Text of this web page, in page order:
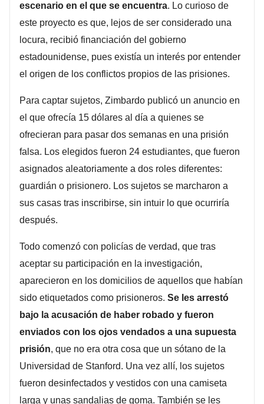
escenario en el que se encuentra. Lo curioso de
este proyecto es que, lejos de ser considerado una
locura, recibió financiación del gobierno
estadounidense, pues existía un interés por entender
el origen de los conflictos propios de las prisiones.
Para captar sujetos, Zimbardo publicó un anuncio en
el que ofrecía 15 dólares al día a quienes se
ofrecieran para pasar dos semanas en una prisión
falsa. Los elegidos fueron 24 estudiantes, que fueron
asignados aleatoriamente a dos roles diferentes:
guardián o prisionero. Los sujetos se marcharon a
sus casas tras inscribirse, sin intuir lo que ocurriría
después.
Todo comenzó con policías de verdad, que tras
aceptar su participación en la investigación,
aparecieron en los domicilios de aquellos que habían
sido etiquetados como prisioneros. Se les arrestó
bajo la acusación de haber robado y fueron
enviados con los ojos vendados a una supuesta
prisión, que no era otra cosa que un sótano de la
Universidad de Stanford. Una vez allí, los sujetos
fueron desinfectados y vestidos con una camiseta
larga y unas sandalias de goma. También se les